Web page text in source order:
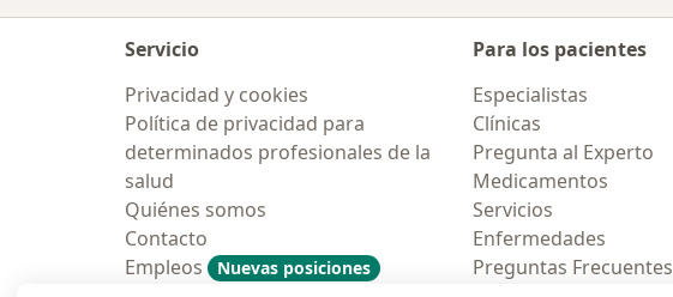
Servicio
Privacidad y cookies
Política de privacidad para
determinados profesionales de la
salud
Quiénes somos
Contacto
Empleos
Nuevas posiciones
Para los pacientes
Especialistas
Clínicas
Pregunta al Experto
Medicamentos
Servicios
Enfermedades
Preguntas Frecuentes